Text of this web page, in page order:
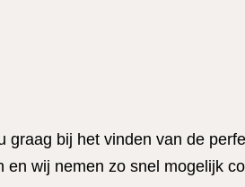
graag bij het vinden van de
en wij nemen zo snel mogelijk